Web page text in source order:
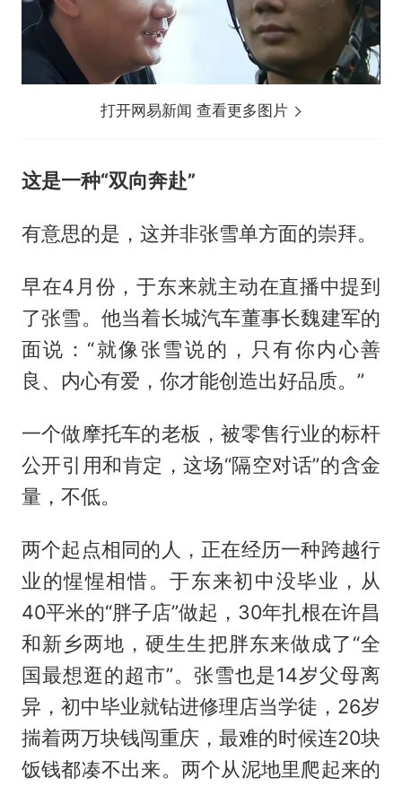
打开网易新闻 查看更多图片
这是一种“双向奔赴”
有意思的是，这并非张雪单方面的崇拜。
早在4月份，于东来就主动在直播中提到
了张雪。他当着长城汽车董事长魏建军的
面说：“就像张雪说的，只有你内心善
良、内心有爱，你才能创造出好品质。”
一个做摩托车的老板，被零售行业的标杆
公开引用和肯定，这场“隔空对话”的含金
量，不低。
两个起点相同的人，正在经历一种跨越行
业的惺惺相惜。于东来初中没毕业，从
40平米的“胖子店”做起，30年扎根在许昌
和新乡两地，硬生生把胖东来做成了“全
国最想逛的超市”。张雪也是14岁父母离
异，初中毕业就钻进修理店当学徒，26岁
揣着两万块钱闯重庆，最难的时候连20块
饭钱都凑不出来。两个从泥地里爬起来的